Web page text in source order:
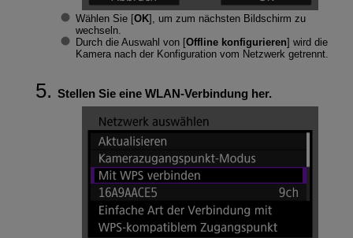
Wählen Sie [OK], um zum nächsten Bildschirm zu
wechseln.
Durch die Auswahl von [Offline konfigurieren] wird die
Kamera nach der Konfiguration vom Netzwerk getrennt.
Stellen Sie eine WLAN-Verbindung her.